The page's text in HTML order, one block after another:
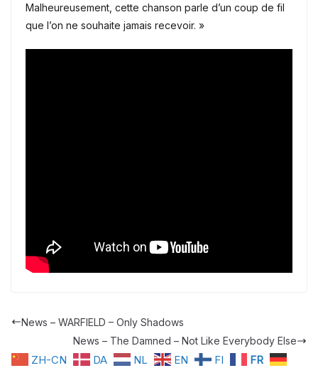
Malheureusement, cette chanson parle d’un coup de fil
que l’on ne souhaite jamais recevoir. »
News – WARFIELD – Only Shadows
News – The Damned – Not Like Everybody Else
ZH-CN DA NL EN FI
FR